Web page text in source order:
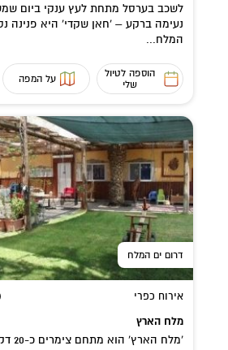
לשכב בערסל מתחת לעץ ענקי ביום
נעימה ברקע – 'חאן שקדי' היא פנינה
המלח...
הוספה לטיול
שלי
על המפה
דרום ים המלח
אירוח כפרי
מלח הארץ
'מלח